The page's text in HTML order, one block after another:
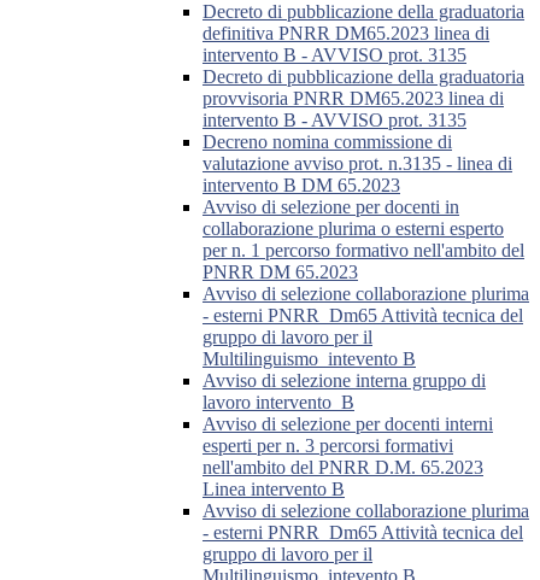
Decreto di pubblicazione della graduatoria
definitiva PNRR DM65.2023 linea di
intervento B - AVVISO prot. 3135
Decreto di pubblicazione della graduatoria
provvisoria PNRR DM65.2023 linea di
intervento B - AVVISO prot. 3135
Decreno nomina commissione di
valutazione avviso prot. n.3135 - linea di
intervento B DM 65.2023
Avviso di selezione per docenti in
collaborazione plurima o esterni esperto
per n. 1 percorso formativo nell'ambito del
PNRR DM 65.2023
Avviso di selezione collaborazione plurima
- esterni PNRR_Dm65 Attività tecnica del
gruppo di lavoro per il
Multilinguismo_intevento B
Avviso di selezione interna gruppo di
lavoro intervento_B
Avviso di selezione per docenti interni
esperti per n. 3 percorsi formativi
nell'ambito del PNRR D.M. 65.2023
Linea intervento B
Avviso di selezione collaborazione plurima
- esterni PNRR_Dm65 Attività tecnica del
gruppo di lavoro per il